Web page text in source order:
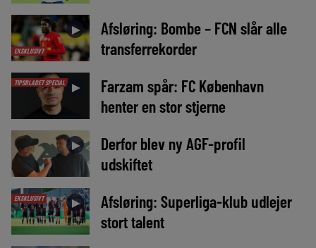
EKSKLUSIVT
►
Afsløring: Bombe – FCN slår alle
transferrekorder
TIPSBLADET SPECIAL ►
Farzam spår: FC København
henter en stor stjerne
►
Derfor blev ny AGF-profil
udskiftet
EKSKLUSIVT ►
Afsløring: Superliga-klub udlejer
stort talent